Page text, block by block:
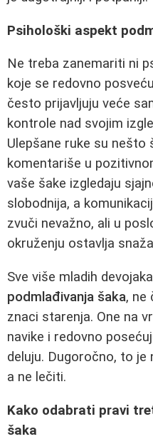
Psihološki aspekt
Ne treba zanemariti ni
koje se redovno
često prijavljuju veće
kontrole nad svojim
Ulepšane ruke su nešto
komentariše u
vaše šake izgledaju
slobodnija, a
zvuči nevažno, ali u
okruženju ostavlja
Sve više mladih
podmlađivanja šaka, ne
znaci starenja. One na
navike i redovno
deluju. Dugoročno, to
a ne lečiti.
Kako odabrati pravi
šaka